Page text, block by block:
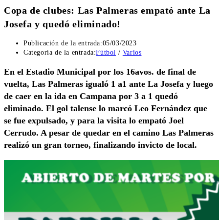
Copa de clubes: Las Palmeras empató ante La
Josefa y quedó eliminado!
Publicación de la entrada:05/03/2023
Categoría de la entrada:Fútbol / Varios
En el Estadio Municipal por los 16avos. de final de
vuelta, Las Palmeras igualó 1 a1 ante La Josefa y luego
de caer en la ida en Campana por 3 a 1 quedó
eliminado. El gol talense lo marcó Leo Fernández que
se fue expulsado, y para la visita lo empató Joel
Cerrudo. A pesar de quedar en el camino Las Palmeras
realizó un gran torneo, finalizando invicto de local.